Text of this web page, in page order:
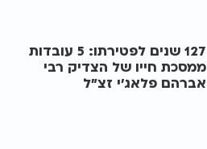
127 שנים לפטירתו: 5 עובדות
ממסכת חייו של הצדיק רבי
אברהם פלאג'י זצ"ל